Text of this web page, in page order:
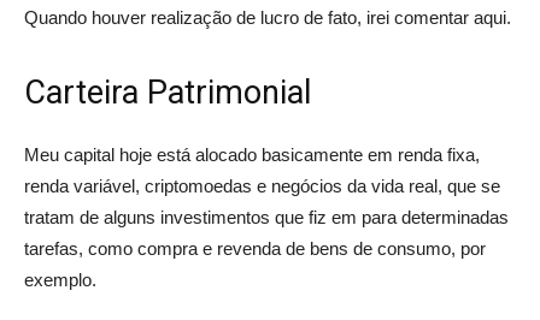
Quando houver realização de lucro de fato, irei comentar aqui.
Carteira Patrimonial
Meu capital hoje está alocado basicamente em renda fixa,
renda variável, criptomoedas e negócios da vida real, que se
tratam de alguns investimentos que fiz em para determinadas
tarefas, como compra e revenda de bens de consumo, por
exemplo.